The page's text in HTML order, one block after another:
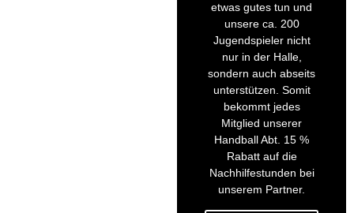
etwas gutes tun und
unsere ca. 200
Jugendspieler nicht
nur in der Halle,
sondern auch abseits
unterstützen. Somit
bekommt jedes
Mitglied unserer
Handball Abt. 15 %
Rabatt auf die
Nachhilfestunden bei
unserem Partner.